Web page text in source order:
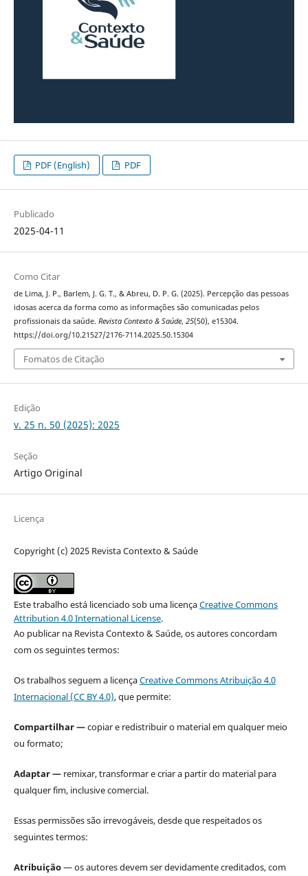
PDF (English) PDF
Publicado
2025-04-11
Como Citar
de Lima, J. P., Barlem, J. G. T., & Abreu, D. P. G. (2025). Percepção das pessoas
idosas acerca da forma como as informações são comunicadas pelos
profissionais da saúde. Revista Contexto & Saúde, 25(50), e15304.
https://doi.org/10.21527/2176-7114.2025.50.15304
Fomatos de Citação
Edição
v. 25 n. 50 (2025): 2025
Seção
Artigo Original
Licença
Copyright (c) 2025 Revista Contexto & Saúde
Este trabalho está licenciado sob uma licençaCreative Commons
Attribution 4.0 International License.
Ao publicar na Revista Contexto & Saúde, os autores concordam
com os seguintes termos:
Os trabalhos seguem a licençaCreative Commons Atribuição 4.0
Internacional (CC BY 4.0), que permite:
Compartilhar —copiar e redistribuir o material em qualquer meio
ou formato;
Adaptar —remixar, transformar e criar a partir do material para
qualquer fim, inclusive comercial.
Essas permissões são irrevogáveis, desde que respeitados os
seguintes termos:
Atribuição— os autores devem ser devidamente creditados, com